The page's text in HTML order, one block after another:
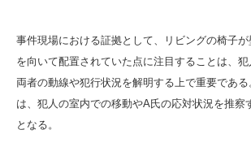
事件現場における証拠として、リビングの椅子が
を向いて配置されていた点に注目することは、犯
両者の動線や犯行状況を解明する上で重要であ
は、犯人の室内での移動やA氏の応対状況を推察
となる。